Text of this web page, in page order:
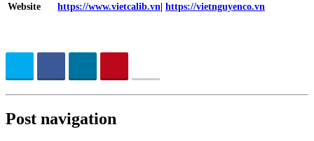
Website
https://www.vietcalib.vn https://vietnguyenco.vn
Post navigation